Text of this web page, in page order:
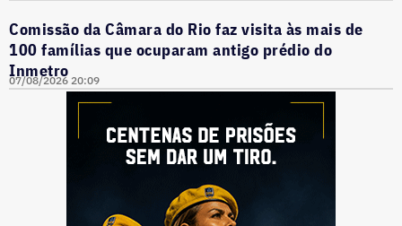
Comissão da Câmara do Rio faz visita às mais de
100 famílias que ocuparam antigo prédio do
Inmetro
07/08/2026 20:09